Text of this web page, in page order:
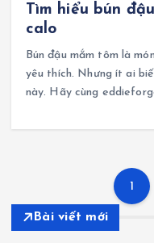
Tìm hiểu bún
calo
Bún đậu mắm tôm là
yêu thích. Nhưng ít ai
này. Hãy cùng
1
Bài viết mới